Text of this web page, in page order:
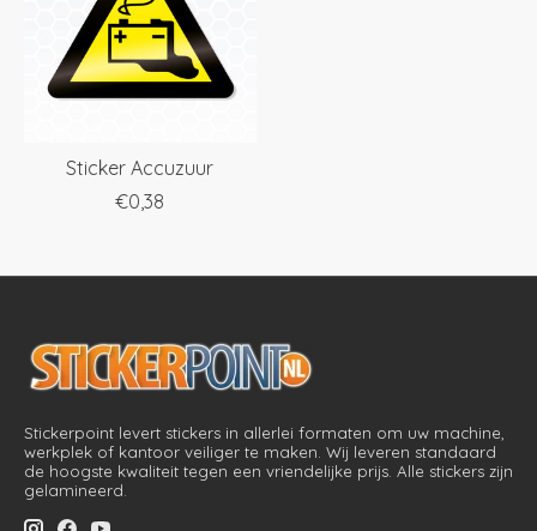
Sticker Accuzuur
€0,38
Stickerpoint levert stickers in allerlei formaten om uw machine,
werkplek of kantoor veiliger te maken. Wij leveren standaard
de hoogste kwaliteit tegen een vriendelijke prijs. Alle stickers zijn
gelamineerd.